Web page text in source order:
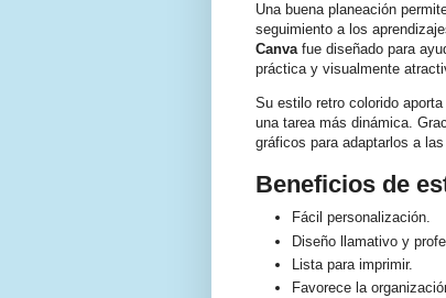
Una buena planeación
seguimiento a los
Canvafue diseñado para
práctica y visualmente
Su estilo retro colorido
una tarea más dinámica.
gráficos para adaptarlos a
Beneficios de
Fácil personalización.
Diseño llamativo y
Lista para imprimir.
Favorece la